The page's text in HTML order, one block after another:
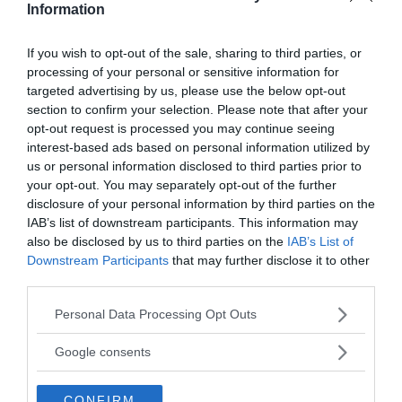
Information
If you wish to opt-out of the sale, sharing to third parties, or
processing of your personal or sensitive information for
targeted advertising by us, please use the below opt-out
section to confirm your selection. Please note that after your
opt-out request is processed you may continue seeing
interest-based ads based on personal information utilized by
us or personal information disclosed to third parties prior to
your opt-out. You may separately opt-out of the further
disclosure of your personal information by third parties on the
IAB’s list of downstream participants. This information may
also be disclosed by us to third parties on the IAB’s List of
Downstream Participants that may further disclose it to other
Please note that this website/app uses one or more Google
not limited to your visit or usage behaviour. You may click to
use your data for below specified purposes in below Google
Personal Data Processing Opt Outs
Google consents
NewsVoice redaktion
nyheter@newsvoice.se